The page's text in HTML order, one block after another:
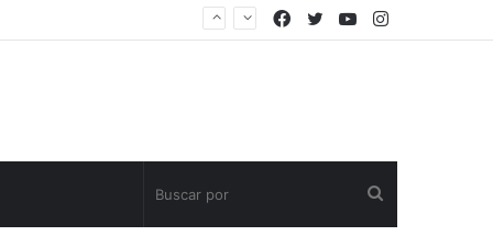
YouTube
Twitter
Facebook